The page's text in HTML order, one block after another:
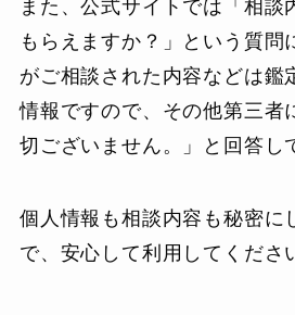
また、公式サイトでは「相談
もらえますか？」という質問
がご相談された内容などは鑑
情報ですので、その他第三者
切ございません。」と回答し
個人情報も相談内容も秘密に
で、安心して利用してくださ